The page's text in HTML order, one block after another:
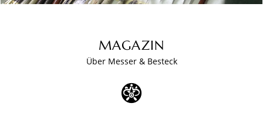
MAGAZIN
Über Messer & Besteck